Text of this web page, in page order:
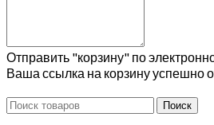
Отправить "корзину" по
Ваша ссылка на корзину успешно
Поиск